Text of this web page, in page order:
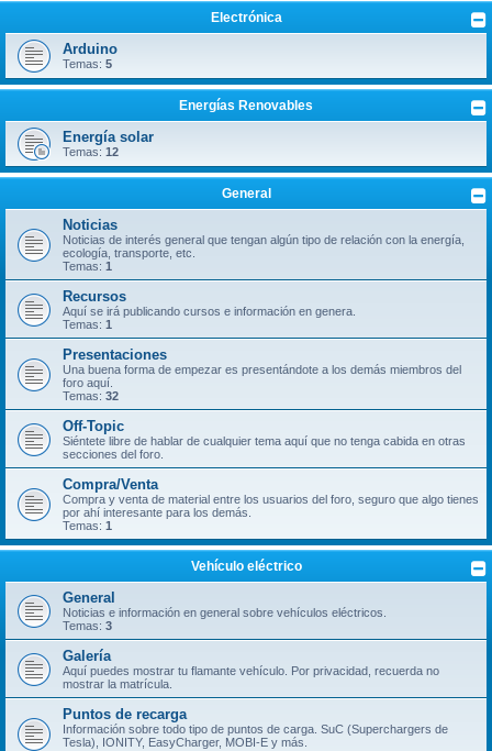
Electrónica
Arduino
Temas: 5
Energías Renovables
Energía solar
Temas: 12
General
Noticias
Noticias de interés general que tengan algún tipo de relación con la energía,
ecología, transporte, etc.
Temas: 1
Recursos
Aquí se irá publicando cursos e información en genera.
Temas: 1
Presentaciones
Una buena forma de empezar es presentándote a los demás miembros del
foro aquí.
Temas: 32
Off-Topic
Siéntete libre de hablar de cualquier tema aquí que no tenga cabida en otras
secciones del foro.
Compra/Venta
Compra y venta de material entre los usuarios del foro, seguro que algo tienes
por ahí interesante para los demás.
Temas: 1
Vehículo eléctrico
General
Noticias e información en general sobre vehículos eléctricos.
Temas: 3
Galería
Aquí puedes mostrar tu flamante vehículo. Por privacidad, recuerda no
mostrar la matrícula.
Puntos de recarga
Información sobre todo tipo de puntos de carga. SuC (Superchargers de
Tesla), IONITY, EasyCharger, MOBI-E y más.